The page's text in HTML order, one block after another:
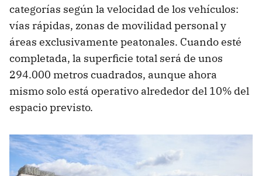
categorías según la velocidad de los vehículos:
vías rápidas, zonas de movilidad personal y
áreas exclusivamente peatonales. Cuando esté
completada, la superficie total será de unos
294.000 metros cuadrados, aunque ahora
mismo solo está operativo alrededor del 10% del
espacio previsto.